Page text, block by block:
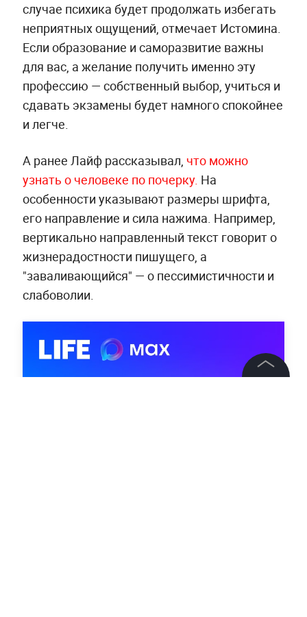
случае психика будет продолжать избегать
неприятных ощущений, отмечает Истомина.
Если образование и саморазвитие важны
для вас, а желание получить именно эту
профессию — собственный выбор, учиться и
сдавать экзамены будет намного спокойнее
и легче.
А ранее Лайф рассказывал, что можно
узнать о человеке по почерку. На
особенности указывают размеры шрифта,
его направление и сила нажима. Например,
вертикально направленный текст говорит о
жизнерадостности пишущего, а
"заваливающийся" — о пессимистичности и
слабоволии.